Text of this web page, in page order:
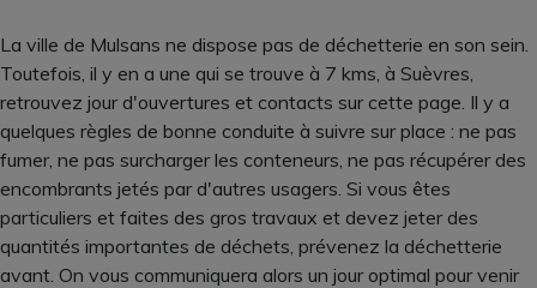
La ville de Mulsans ne dispose pas de déchetterie en son sein.
Toutefois, il y en a une qui se trouve à 7 kms, à Suèvres,
retrouvez jour d'ouvertures et contacts sur cette page. Il y a
quelques règles de bonne conduite à suivre sur place : ne pas
fumer, ne pas surcharger les conteneurs, ne pas récupérer des
encombrants jetés par d'autres usagers. Si vous êtes
particuliers et faites des gros travaux et devez jeter des
quantités importantes de déchets, prévenez la déchetterie
avant. On vous communiquera alors un jour optimal pour venir